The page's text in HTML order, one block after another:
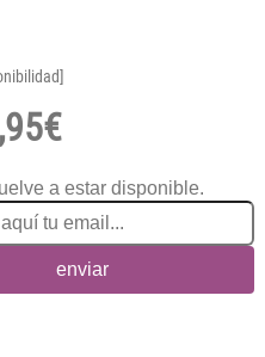
a estar disponible.
enviar